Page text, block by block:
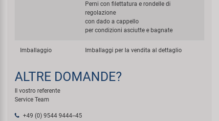
Perni con filettatura e rondelle di
regolazione
con dado a cappello
per condizioni asciutte e bagnate
Imballaggio Imballaggi per la vendita al dettaglio
ALTRE DOMANDE?
Il vostro referente
Service Team
+49 (0) 9544 9444--45